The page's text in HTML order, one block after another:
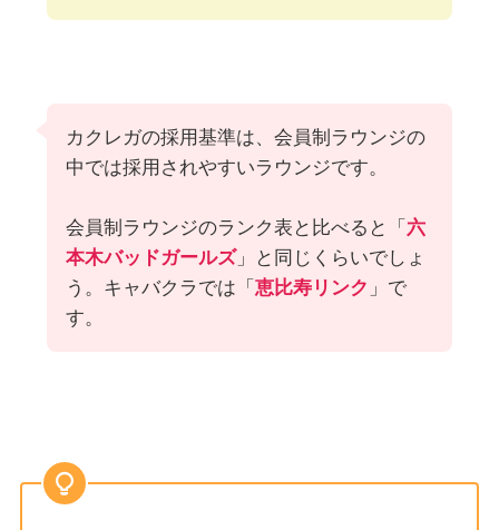
カクレガの採用基準は、会員制ラウンジの
中では採用されやすいラウンジです。
会員制ラウンジのランク表と比べると「 六
本木バッドガールズ」と同じくらいでしょ
う。キャバクラでは「 恵比寿リンク 」で
す。